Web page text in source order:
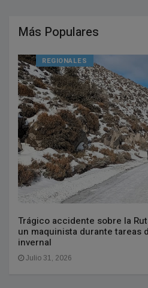
Más Populares
REGIONALES
Trágico accidente sobre la
un maquinista durante tareas
invernal
Julio 31, 2026